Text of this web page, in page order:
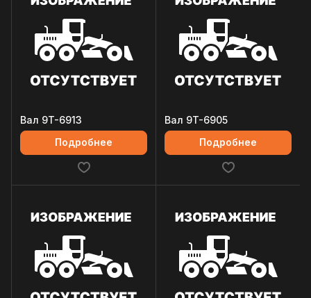
Вал 9T-6913
Подробнее
Вал 9T-6905
Подробнее